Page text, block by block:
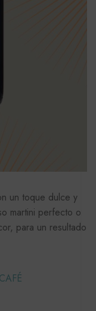
un toque dulce y
martini perfecto o
para un resultado